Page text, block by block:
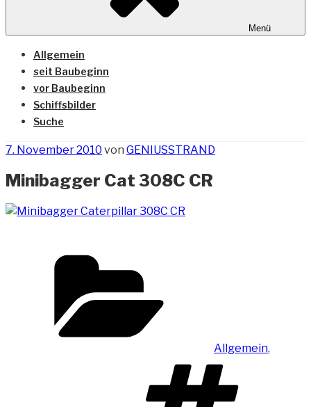
Menü
Allgemein
seit Baubeginn
vor Baubeginn
Schiffsbilder
Suche
Veröffentlicht
7. November 2010 von GENIUSSTRAND
Minibagger Cat 308C CR
Allgemein,